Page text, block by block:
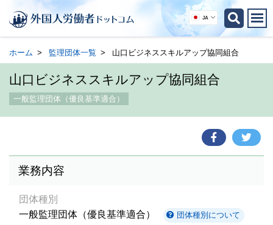
JA
ホーム 監理団体一覧 山口ビジネススキルアップ協同組合
山口ビジネススキルアップ協同組合
一般監理団体（優良基準適合）
業務内容
団体種別
一般監理団体（優良基準適合）
団体種別について